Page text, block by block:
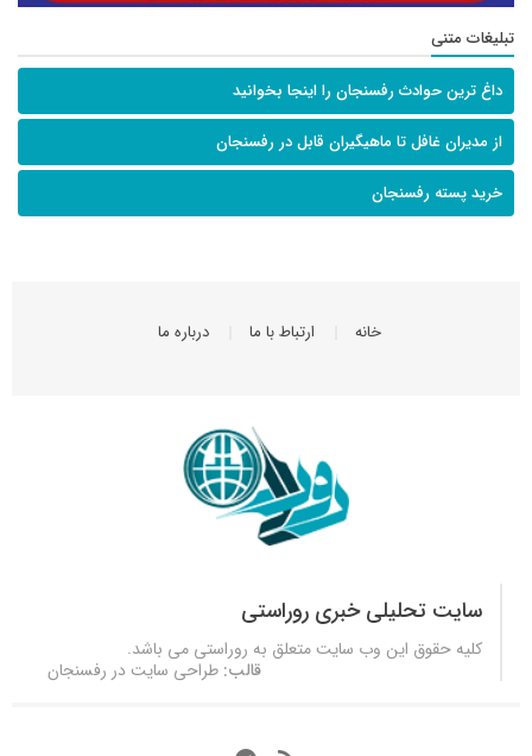
تبلیغات متنی
داغ ترین حوادث رفسنجان را اینجا بخوانید
از مدیران غافل تا ماهیگیران قابل در رفسنجان
خرید پسته رفسنجان
خانه ارتباط با ما درباره ما
سایت تحلیلی خبری روراستی
کلیه حقوق این وب سایت متعلق به روراستی می باشد.
قالب: طراحی سایت در رفسنجان